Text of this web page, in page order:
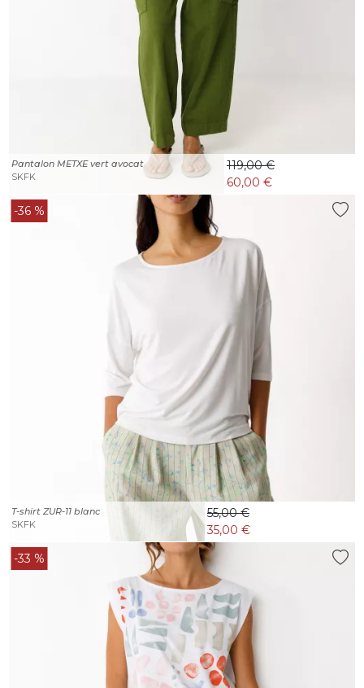
Pantalon METXE vert avocat
SKFK
119,00 €
60,00 €
-36 %
T-shirt ZUR-11 blanc
SKFK
55,00 €
35,00 €
-33 %